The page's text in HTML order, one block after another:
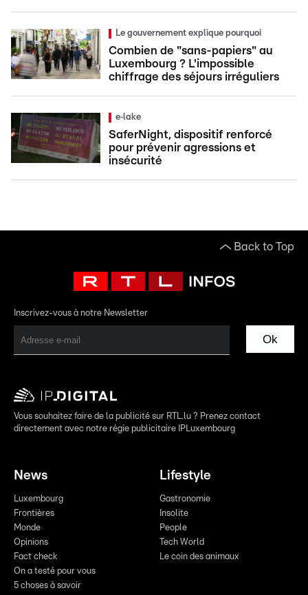
Le gouvernement explique pourquoi
Combien de "sans-papiers" au
Luxembourg ? L'impossible
chiffrage des séjours irréguliers
e‑lake
SaferNight, dispositif renforcé
pour prévenir agressions et
insécurité
Back to Top
Inscrivez-vous à notre Newsletter
Ok
Vous souhaitez faire de la publicité sur RTL.lu ? Prenez contact
directement avec notre régie publicitaire IPLuxembourg
News
Luxembourg
Frontières
Monde
Opinions
Fact check
On a testé pour vous
5 choses à savoir
Lifestyle
Gastronomie
Insolite
People
Tech World
Le coin des animaux